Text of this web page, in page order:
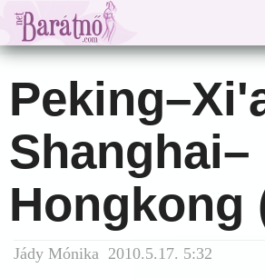
Shanghai–
Hongkong
Jády Mónika 2010.5.17. 5:32